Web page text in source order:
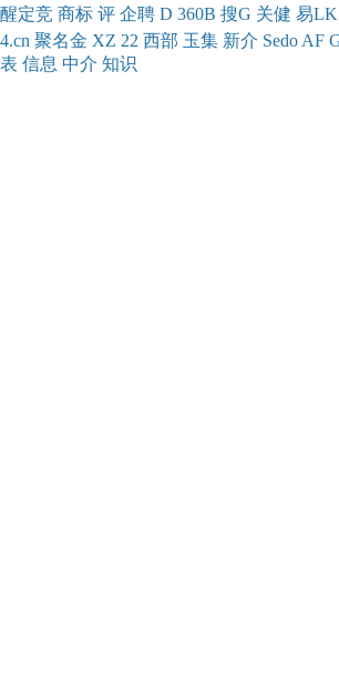
醒定竞 商标 评 企聘 D 360B 搜G 关健 易LK
4.cn 聚名金 XZ 22 西部 玉集 新介 Sedo AF
表 信息 中介 知识